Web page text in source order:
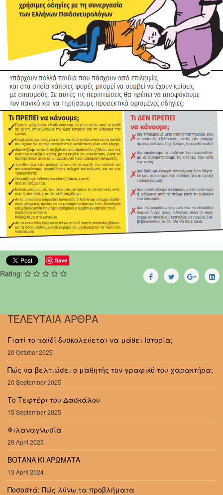
Save
Rating:
ΤΕΛΕΥΤΑΙΑ ΑΡΘΡΑ
Γιατί το παιδί δυσκολεύεται να μάθει Ιστορία;
20 October 2025
Πώς να βελτιώσει ο μαθητής τον γραφικό του χαρακτήρα;
20 September 2025
Το Τεφτέρι του Δασκάλου
15 September 2025
Φιλαναγνωσία
29 April 2025
ΒΟΤΑΝΑ ΚΙ ΑΡΩΜΑΤΑ
13 April 2024
Ποσοστά: Πώς λύνω τα προβλήματα